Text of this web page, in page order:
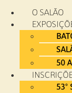
para
conteúdo
O SALÃO
50
53º